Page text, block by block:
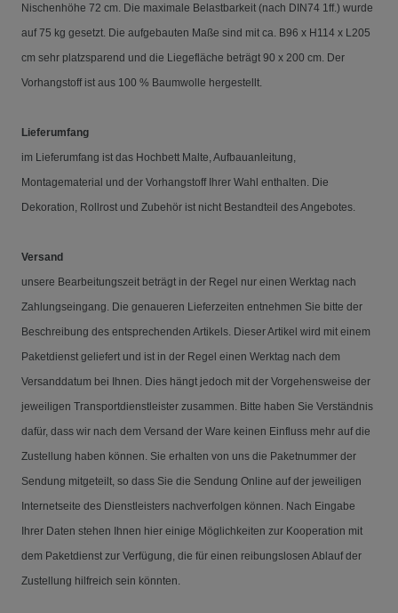
Nischenhöhe 72 cm. Die maximale Belastbarkeit (nach DIN74 1ff.) wurde
auf 75 kg gesetzt. Die aufgebauten Maße sind mit ca. B96 x H114 x L205
cm sehr platzsparend und die Liegefläche beträgt 90 x 200 cm. Der
Vorhangstoff ist aus 100 % Baumwolle hergestellt.
Lieferumfang
im Lieferumfang ist das Hochbett Malte, Aufbauanleitung,
Montagematerial und der Vorhangstoff Ihrer Wahl enthalten. Die
Dekoration, Rollrost und Zubehör ist nicht Bestandteil des Angebotes.
Versand
unsere Bearbeitungszeit beträgt in der Regel nur einen Werktag nach
Zahlungseingang. Die genaueren Lieferzeiten entnehmen Sie bitte der
Beschreibung des entsprechenden Artikels. Dieser Artikel wird mit einem
Paketdienst geliefert und ist in der Regel einen Werktag nach dem
Versanddatum bei Ihnen. Dies hängt jedoch mit der Vorgehensweise der
jeweiligen Transportdienstleister zusammen. Bitte haben Sie Verständnis
dafür, dass wir nach dem Versand der Ware keinen Einfluss mehr auf die
Zustellung haben können. Sie erhalten von uns die Paketnummer der
Sendung mitgeteilt, so dass Sie die Sendung Online auf der jeweiligen
Internetseite des Dienstleisters nachverfolgen können. Nach Eingabe
Ihrer Daten stehen Ihnen hier einige Möglichkeiten zur Kooperation mit
dem Paketdienst zur Verfügung, die für einen reibungslosen Ablauf der
Zustellung hilfreich sein könnten.